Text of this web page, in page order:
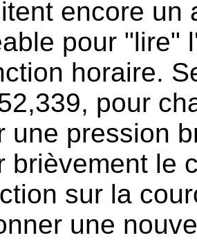
encore un
pour "lire"
horaire.
, pour
une pression
brièvement le
sur la
une